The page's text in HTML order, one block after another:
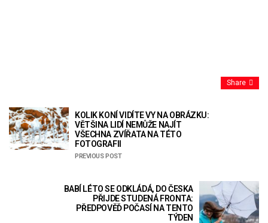
Share
KOLIK KONÍ VIDÍTE VY NA OBRÁZKU:
VĚTŠINA LIDÍ NEMŮŽE NAJÍT
VŠECHNA ZVÍŘATA NA TÉTO
FOTOGRAFII
PREVIOUS POST
BABÍ LÉTO SE ODKLÁDÁ, DO ČESKA
PŘIJDE STUDENÁ FRONTA:
PŘEDPOVĚĎ POČASÍ NA TENTO
TÝDEN